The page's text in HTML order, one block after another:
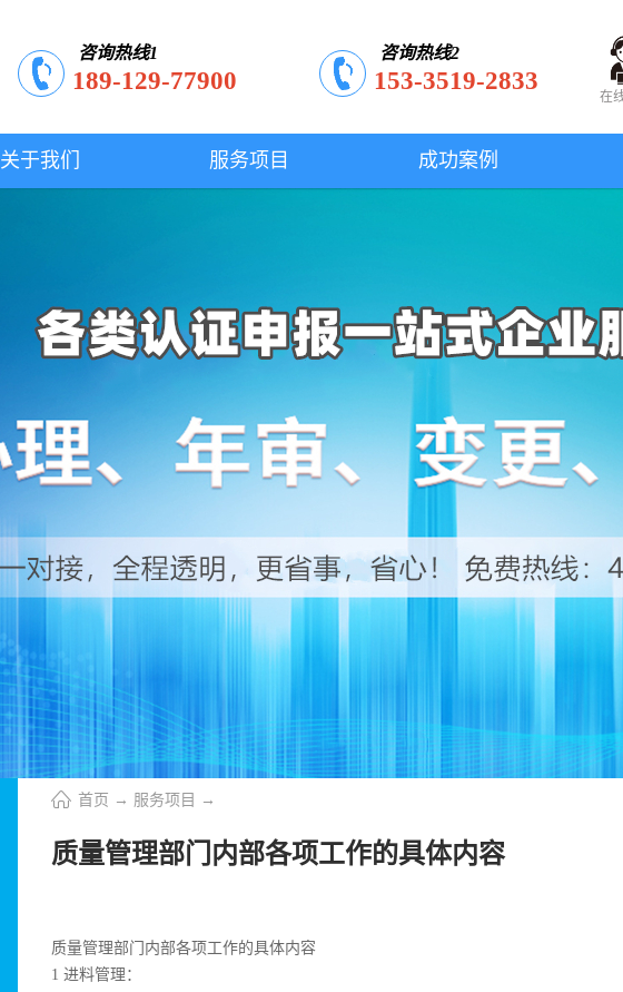
咨询热线1
189-129-77900
咨询热线2
153-3519-2833
在
关于我们 服务项目 成功案例
首页 → 服务项目 →
质量管理部门内部各项工作的具体内容
质量管理部门内部各项工作的具体内容
1 进料管理：